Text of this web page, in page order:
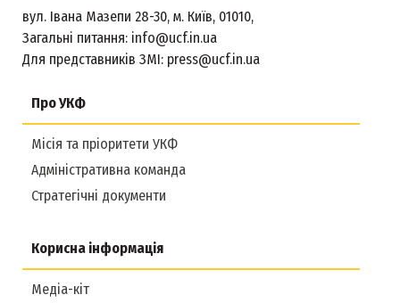
Про УКФ
Місія та пріоритети УКФ
Адміністративна команда
Стратегічні документи
Корисна інформація
Медіа-кіт
вул. Івана Мазепи 28-30, м. Київ, 01010,
Загальні питання: info@ucf.in.ua
Для представників ЗМІ: press@ucf.in.ua